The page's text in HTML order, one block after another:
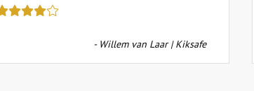
- Willem van Laar | Kiksafe